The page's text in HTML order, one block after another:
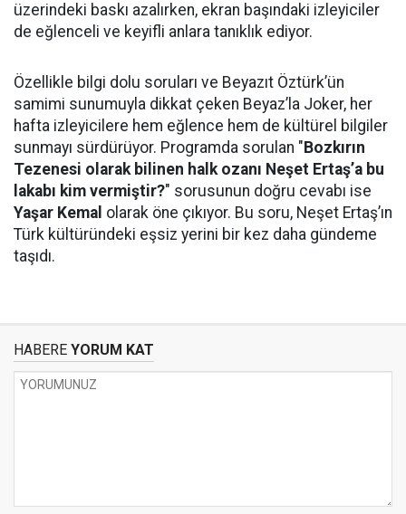
üzerindeki baskı azalırken, ekran başındaki izleyiciler
de eğlenceli ve keyifli anlara tanıklık ediyor.
Özellikle bilgi dolu soruları ve Beyazıt Öztürk’ün
samimi sunumuyla dikkat çeken Beyaz’la Joker, her
hafta izleyicilere hem eğlence hem de kültürel bilgiler
sunmayı sürdürüyor. Programda sorulan " Bozkırın
Tezenesi olarak bilinen halk ozanı Neşet Ertaş’a bu
lakabı kim vermiştir?" sorusunun doğru cevabı ise
Yaşar Kemal olarak öne çıkıyor. Bu soru, Neşet Ertaş’ın
Türk kültüründeki eşsiz yerini bir kez daha gündeme
taşıdı.
HABERE YORUM KAT